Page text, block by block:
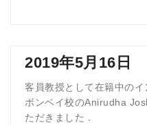
2019年5月16日
客員教授として在籍中の
ボンベイ校のAnirudha
ただきました．